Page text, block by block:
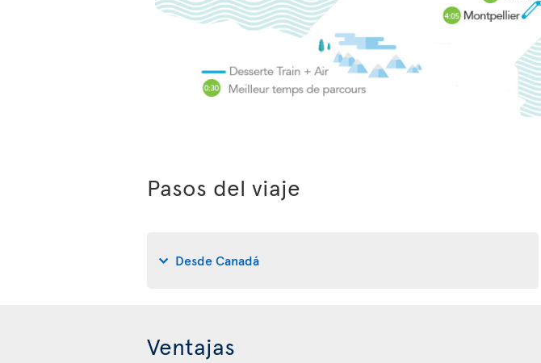
Pasos del viaje
Desde Canadá
Ventajas